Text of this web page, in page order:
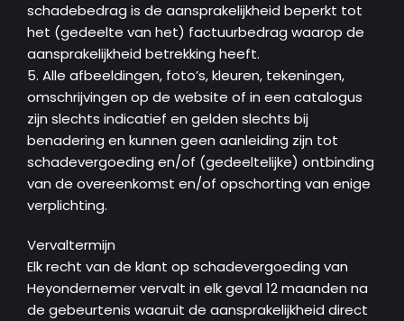
schadebedrag is de aansprakelijkheid beperkt tot
het (gedeelte van het) factuurbedrag waarop de
aansprakelijkheid betrekking heeft.
5. Alle afbeeldingen, foto’s, kleuren, tekeningen,
omschrijvingen op de website of in een catalogus
zijn slechts indicatief en gelden slechts bij
benadering en kunnen geen aanleiding zijn tot
schadevergoeding en/of (gedeeltelijke) ontbinding
van de overeenkomst en/of opschorting van enige
verplichting.
Vervaltermijn
Elk recht van de klant op schadevergoeding van
Heyondernemer vervalt in elk geval 12 maanden na
de gebeurtenis waaruit de aansprakelijkheid direct